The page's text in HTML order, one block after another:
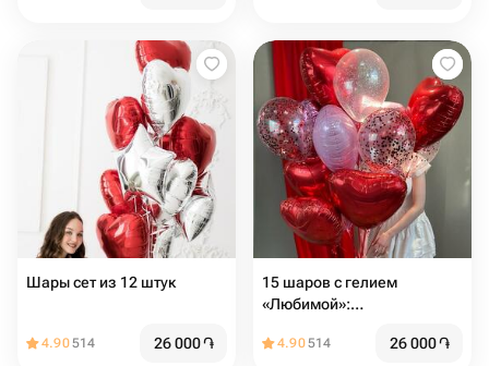
Шары сет из 12 штук
4.90514 26 000֏
15 шаров с гелием
«Любимой»:
конфетти
4.90514 26 000֏